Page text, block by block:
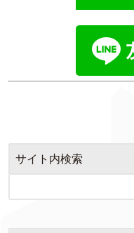
サイト内検索